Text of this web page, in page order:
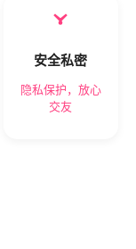
安全私密
隐私保护，放心
交友